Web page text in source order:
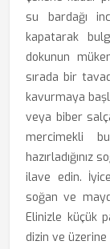
su bardağı
kapatarak
dokunun
sırada bir
kavurmaya
veya biber
mercimekli
hazırladığınız
ilave edin.
soğan ve
Elinizle küçük
dizin ve